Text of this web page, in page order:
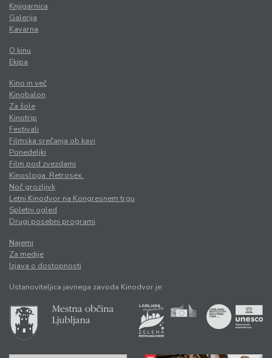
Knjigarnica
Galerija
Kavarna
O kinu
Ekipa
Kino in več
Kinobalon
Za šole
Kinotrip
Festivali
Filmska srečanja ob kavi
Ponedeljki
Film pod zvezdami
Kinosloga. Retrosex.
Noč grozljivk
Letni Kinodvor na Kongresnem trgu
Spletni ogled
Drugi posebni programi
Najemi
Za medije
Izjava o dostopnosti
Ustanoviteljica javnega zavoda Kinodvor je: